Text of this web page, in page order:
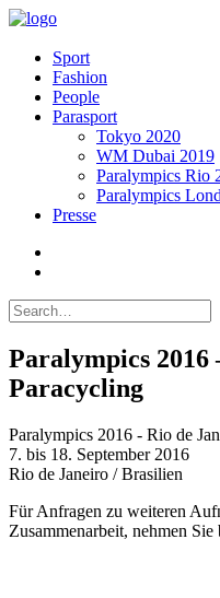
Sport
Fashion
People
Parasport
Tokyo 2020
WM Dubai 2019
Paralympics Rio
Paralympics
Presse
Paralympics 2016
Paracycling
Paralympics 2016 - Rio de
7. bis 18. September 2016
Rio de Janeiro / Brasilien
Für Anfragen zu weiteren
Zusammenarbeit, nehmen Sie